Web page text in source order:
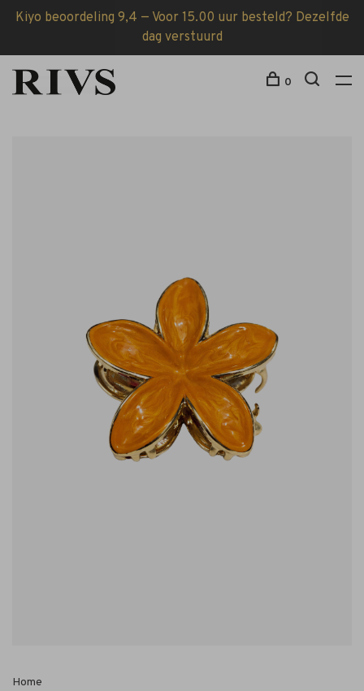
Kiyo beoordeling 9,4 — Voor 15.00 uur besteld? Dezelfde
dag verstuurd
0
Home